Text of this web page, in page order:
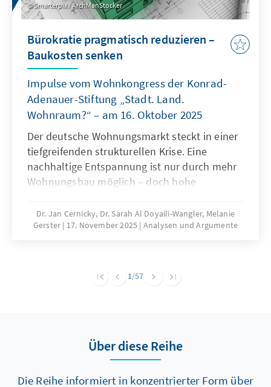
Smarterpix / ArchManStocker
Bürokratie pragmatisch reduzieren –
Baukosten senken
Impulse vom Wohnkongress der Konrad-
Adenauer-Stiftung „Stadt. Land.
Wohnraum?“ – am 16. Oktober 2025
Der deutsche Wohnungsmarkt steckt in einer
tiefgreifenden strukturellen Krise. Eine
nachhaltige Entspannung ist nur durch mehr
Wohnungsbau möglich – doch hohe
Vorgaben bremsen die Bautätigkeit erheblich.
Zur Lösung des Problems bedarf es einer
Dr. Jan Cernicky, Dr. Sarah Al Doyaili-Wangler, Melanie
Gerster
17. November 2025 Analysen und Argumente
1/57
Über diese Reihe
Die Reihe informiert in konzentrierter Form über